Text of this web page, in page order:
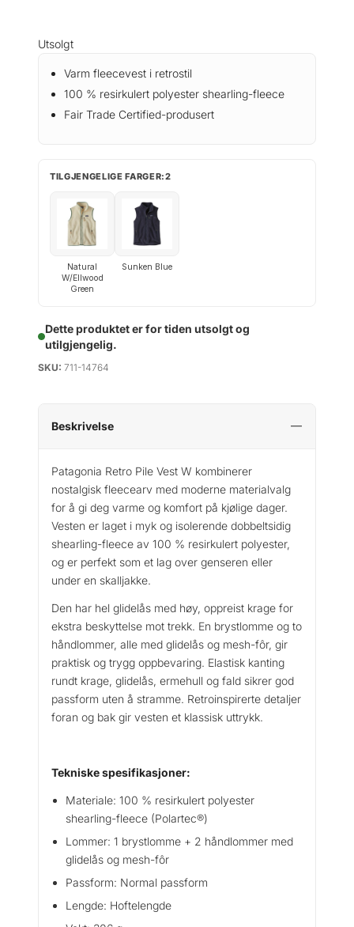
Utsolgt
Varm fleecevest i retrostil
100 % resirkulert polyester shearling-fleece
Fair Trade Certified-produsert
TILGJENGELIGE FARGER:2
Natural
W/Ellwood
Green
Sunken Blue
Dette produktet er for tiden utsolgt og
utilgjengelig.
SKU: 711-14764
Beskrivelse
Patagonia Retro Pile Vest W kombinerer
nostalgisk fleecearv med moderne materialvalg
for å gi deg varme og komfort på kjølige dager.
Vesten er laget i myk og isolerende dobbeltsidig
shearling-fleece av 100 % resirkulert polyester,
og er perfekt som et lag over genseren eller
under en skalljakke.
Den har hel glidelås med høy, oppreist krage for
ekstra beskyttelse mot trekk. En brystlomme og to
håndlommer, alle med glidelås og mesh-fôr, gir
praktisk og trygg oppbevaring. Elastisk kanting
rundt krage, glidelås, ermehull og fald sikrer god
passform uten å stramme. Retroinspirerte detaljer
foran og bak gir vesten et klassisk uttrykk.
Tekniske spesifikasjoner:
Materiale: 100 % resirkulert polyester
shearling-fleece (Polartec®)
Lommer: 1 brystlomme + 2 håndlommer med
glidelås og mesh-fôr
Passform: Normal passform
Lengde: Hoftelengde